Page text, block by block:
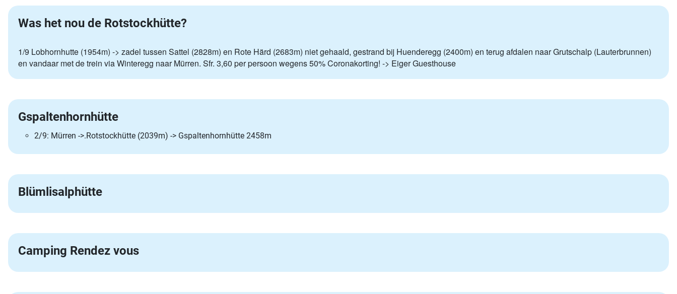
Was het nou de Rotstockhütte?
1/9 Lobhornhutte (1954m) -> zadel tussen Sattel (2828m) en Rote Härd (2683m) niet gehaald, gestrand bij Huenderegg (2400m) en terug afdalen naar Grutschalp (Lauterbrunnen)
en vandaar met de trein via Winteregg naar Mürren. Sfr. 3,60 per persoon wegens 50% Coronakorting! -> Eiger Guesthouse
Gspaltenhornhütte
2/9: Mürren ->.Rotstockhütte (2039m) -> Gspaltenhornhütte 2458m
Blümlisalphütte
Camping Rendez vous